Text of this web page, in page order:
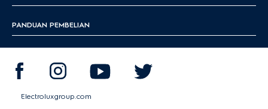
PANDUAN PEMBELIAN
Electroluxgroup.com